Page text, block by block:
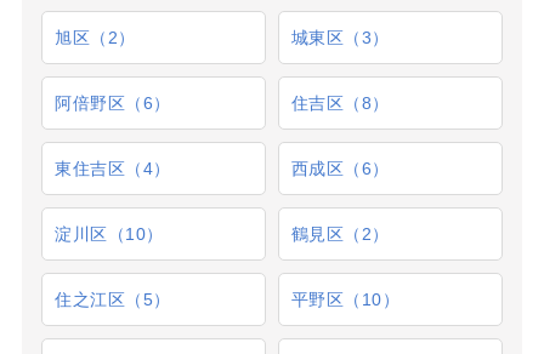
旭区（2） 城東区（3）
阿倍野区（6） 住吉区（8）
東住吉区（4） 西成区（6）
淀川区（10） 鶴見区（2）
住之江区（5） 平野区（10）